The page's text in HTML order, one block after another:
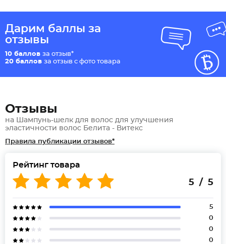
Дарим баллы за
отзывы
10 баллов за отзыв*
20 баллов за отзыв с фото товара
Отзывы
на Шампунь-шелк для волос для улучшения
эластичности волос Белита - Витекс
Правила публикации отзывов*
Рейтинг товара
5 / 5
5
0
0
0